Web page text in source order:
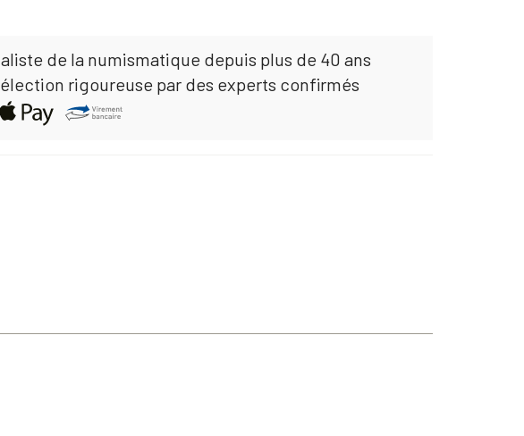
de la numismatique depuis plus de 40 ans
rigoureuse par des experts confirmés